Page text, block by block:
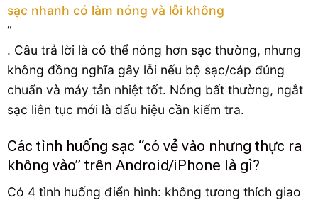
sạc nhanh có làm nóng và lỗi không
”
. Câu trả lời là có thể nóng hơn sạc thường, nhưng
không đồng nghĩa gây lỗi nếu bộ sạc/cáp đúng
chuẩn và máy tản nhiệt tốt. Nóng bất thường, ngắt
sạc liên tục mới là dấu hiệu cần kiểm tra.
Các tình huống sạc “có vẻ vào nhưng thực ra
không vào” trên Android/iPhone là gì?
Có 4 tình huống điển hình: không tương thích giao